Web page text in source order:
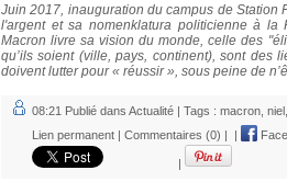
Juin 2017, inauguration du campus de Station
l'argent et sa nomenklatura politicienne à la
Macron livre sa vision du monde, celle des
qu’ils soient (ville, pays, continent), sont des
doivent lutter pour « réussir », sous peine de
08:21 Publié dans Actualité | Tags : macron niel
Lien permanent | Commentaires (0) | |
|